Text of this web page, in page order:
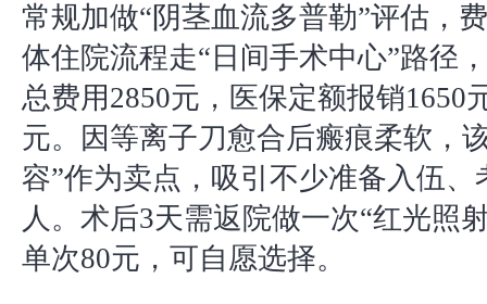
常规加做“阴茎血流多普勒”评估，
体住院流程走“日间手术中心”路径
总费用2850元，医保定额报销1650
元。因等离子刀愈合后瘢痕柔软，
容”作为卖点，吸引不少准备入伍、
人。术后3天需返院做一次“红光照
单次80元，可自愿选择。